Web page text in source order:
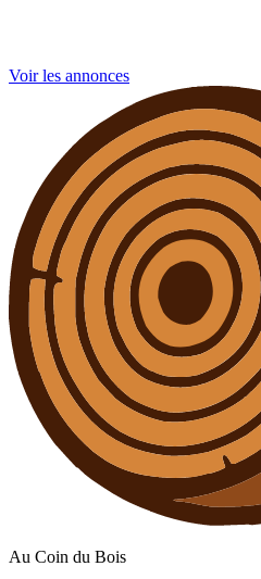
Voir les annonces
Au Coin du Bois